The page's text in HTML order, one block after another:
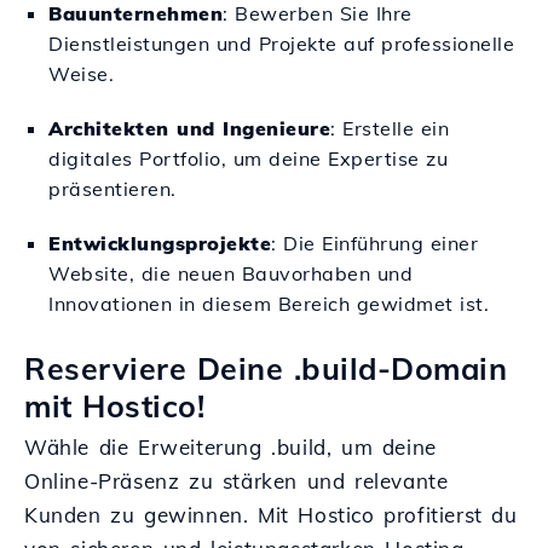
Bauunternehmen: Bewerben Sie Ihre
Dienstleistungen und Projekte auf professionelle
Weise.
Architekten und Ingenieure: Erstelle ein
digitales Portfolio, um deine Expertise zu
präsentieren.
Entwicklungsprojekte: Die Einführung einer
Website, die neuen Bauvorhaben und
Innovationen in diesem Bereich gewidmet ist.
Reserviere Deine .build-Domain
mit Hostico!
Wähle die Erweiterung .build, um deine
Online-Präsenz zu stärken und relevante
Kunden zu gewinnen. Mit Hostico profitierst du